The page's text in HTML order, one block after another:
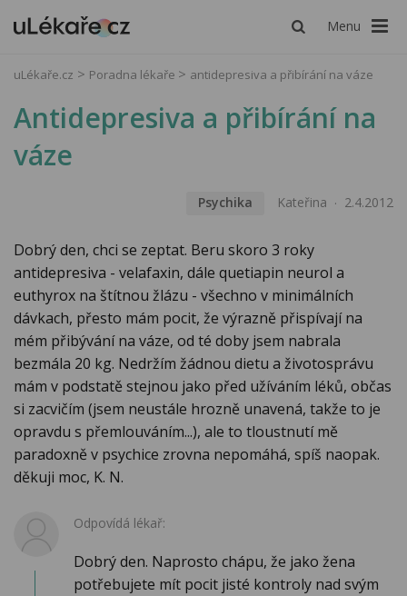
Menu
uLékaře.cz Poradna lékaře antidepresiva a přibírání na váze
Antidepresiva a přibírání na
váze
Psychika Kateřina 2.4.2012
Dobrý den, chci se zeptat. Beru skoro 3 roky
antidepresiva - velafaxin, dále quetiapin neurol a
euthyrox na štítnou žlázu - všechno v minimálních
dávkach, přesto mám pocit, že výrazně přispívají na
mém přibývání na váze, od té doby jsem nabrala
bezmála 20 kg. Nedržím žádnou dietu a životosprávu
mám v podstatě stejnou jako před užíváním léků, občas
si zacvičím (jsem neustále hrozně unavená, takže to je
opravdu s přemlouváním...), ale to tloustnutí mě
paradoxně v psychice zrovna nepomáhá, spíš naopak.
děkuji moc, K. N.
Odpovídá lékař:
Dobrý den. Naprosto chápu, že jako žena
potřebujete mít pocit jisté kontroly nad svým